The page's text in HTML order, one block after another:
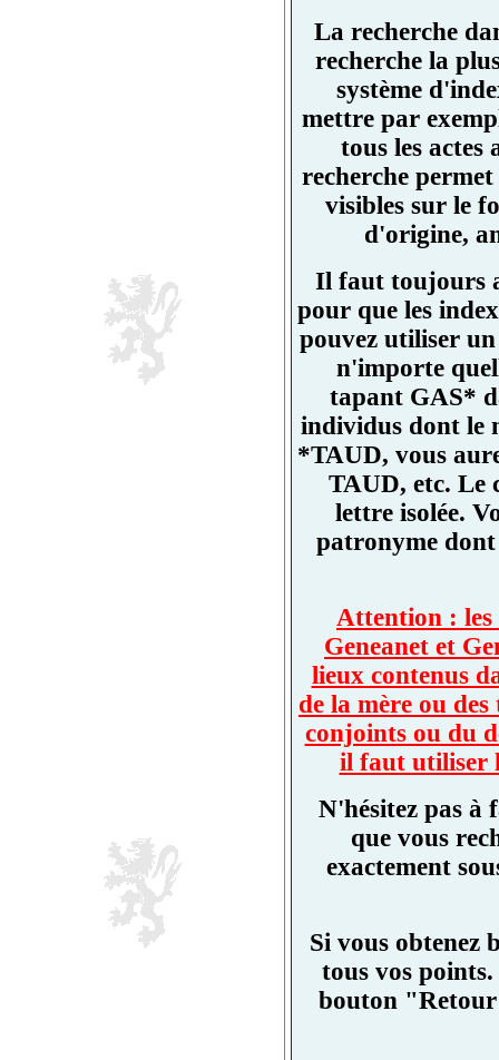
La recherche
recherche la
système
mettre par
tous les
recherche
visibles sur le
d'origine,
Il faut toujours
pour que les
pouvez utiliser
n'importe
tapant GAS*
individus dont le
*TAUD, vous
TAUD, etc. Le
lettre isolée.
patronyme dont
Attention : les
Geneanet et
lieux contenus
de la mère ou
conjoints ou du
il faut utiliser
N'hésitez pas à
que vous
exactement
Si vous obtenez
tous vos
bouton